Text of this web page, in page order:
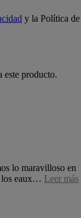
y la Política de
este producto.
lo maravilloso en
los eaux… Leer más